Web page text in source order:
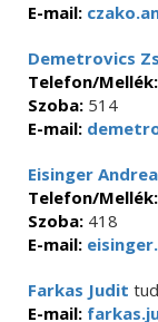
E-mail:
Demetrovics
Telefon/Mellék:
Szoba: 514
E-mail:
Eisinger
Telefon/Mellék:
Szoba: 418
E-mail:
Farkas Judit
E-mail: